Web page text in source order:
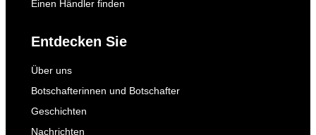
Einen Händler finden
Entdecken Sie
Über uns
Botschafterinnen und Botschafter
Geschichten
Nachrichten